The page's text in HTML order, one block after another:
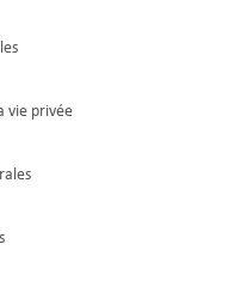
vie privée